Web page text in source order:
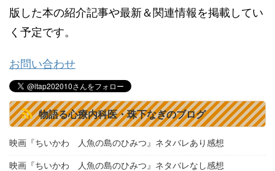
版した本の紹介記事や最新＆関連情報を掲載してい
く予定です。
お問い合わせ
物語る心療内科医・珠下なぎのブログ
映画『ちいかわ 人魚の島のひみつ』ネタバレあり感想
映画『ちいかわ 人魚の島のひみつ』ネタバレなし感想